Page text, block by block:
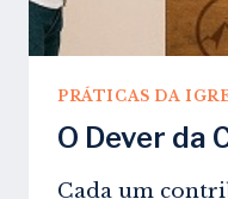
PRÁTICAS DA
O Dever da
Cada um